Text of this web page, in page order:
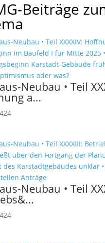
Beiträge
Neubau • Teil
a...
Neubau • Teil